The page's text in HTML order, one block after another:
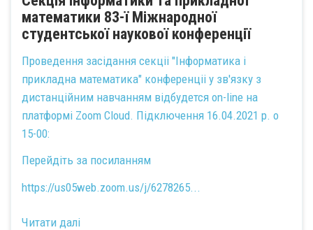
математики 83-ї Міжнародної
студентської наукової конференції
Проведення засідання секціі "Інформатика і
прикладна математика" конференціі у зв'язку з
дистанційним навчанням відбудется on-line на
платформі Zoom Cloud. Підключення 16.04.2021 р. о
15-00:
Перейдіть за посиланням
https://us05web.zoom.us/j/6278265...
Читати далі